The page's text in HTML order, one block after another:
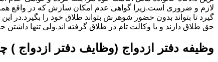
لازم و ضروری است.زیرا گواهی عدم امکان سازش که در واقع
گیرد تا بتواند بدون حضور شوهرش بتواند طلاق خود را بگیرد.در
حق طلاق دارند و یا وکالت تام در طلاق گرفته اند.ولی تنها
وظیفه دفتر ازدواج (وظایف دفتر ازدواج